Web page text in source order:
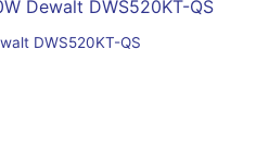
DWS520KT-QS